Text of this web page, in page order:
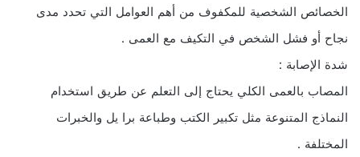
الخصائص الشخصية للمكفوف من أهم العوامل التي تحدد مدى
نجاح أو فشل الشخص في التكيف مع العمى .
شدة الإصابة :
المصاب بالعمى الكلي يحتاج إلى التعلم عن طريق استخدام
النماذج المتنوعة مثل تكبير الكتب وطباعة برا يل والخبرات
المختلفة .